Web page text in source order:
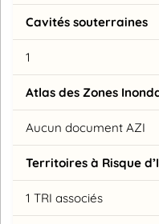
Cavités souterraines
1
Atlas des Zones
Aucun document AZI
Territoires à Risque
1 TRI associés